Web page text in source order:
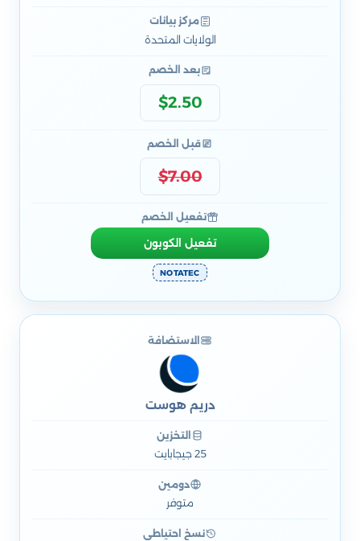
مركز بيانات
الولايات المتحدة
بعد الخصم
$2.50
قبل الخصم
$7.00
تفعيل الخصم
تفعيل الكوبون
NOTATEC
الاستضافة
دريم هوست
التخزين
25 جيجابايت
دومين
متوفر
نسخ احتياطي